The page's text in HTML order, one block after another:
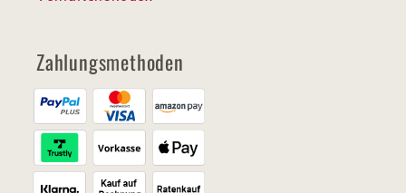
Zahlungsmethoden